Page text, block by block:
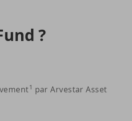
?
1 par Arvestar Asset